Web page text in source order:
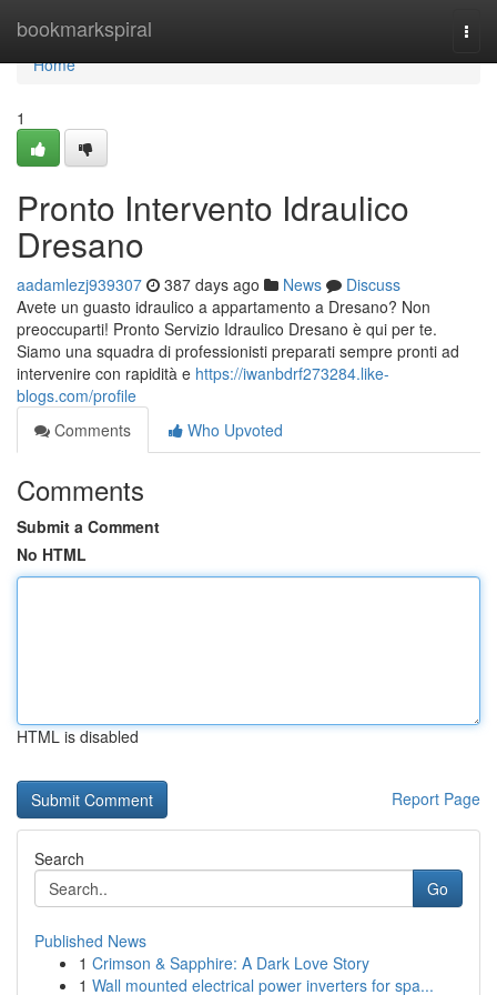
bookmarkspiral
Home
Home
1
Pronto Intervento Idraulico
Dresano
aadamlezj939307 387 days ago News
Discuss
Avete un guasto idraulico a appartamento a Dresano? Non
preoccuparti! Pronto Servizio Idraulico Dresano è qui per te.
Siamo una squadra di professionisti preparati sempre pronti ad
intervenire con rapidità e https://iwanbdrf273284.like-
blogs.com/profile
Comments
Who Upvoted
Comments
Submit a Comment
No HTML
HTML is disabled
Report Page
Search
Go
Published News
1 Crimson & Sapphire: A Dark Love Story
1 Wall mounted electrical power inverters for spa...